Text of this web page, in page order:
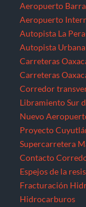
Aeropuerto
Aeropuerto
Autopista La
Autopista
Carreteras
Carreteras
Corredor
Libramiento Sur
Nuevo
Proyecto
Supercarretera
Contacto
Espejos de la
Fracturación
Hidrocarburos